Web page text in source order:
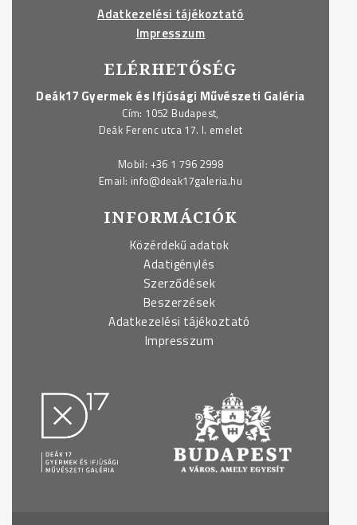
Adatkezelési tájékoztató
Impresszum
ELÉRHETŐSÉG
Deák17 Gyermek és Ifjúsági Művészeti Galéria
Cím: 1052 Budapest,
Deák Ferenc utca 17. I. emelet
Mobil: +36 1 796 2998
Email: info@deak17galeria.hu
INFORMÁCIÓK
Közérdekű adatok
Adatigénylés
Szerződések
Beszerzések
Adatkezelési tájékoztató
Impresszum